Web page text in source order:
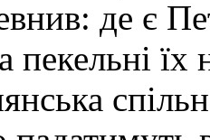
де є
пекельні